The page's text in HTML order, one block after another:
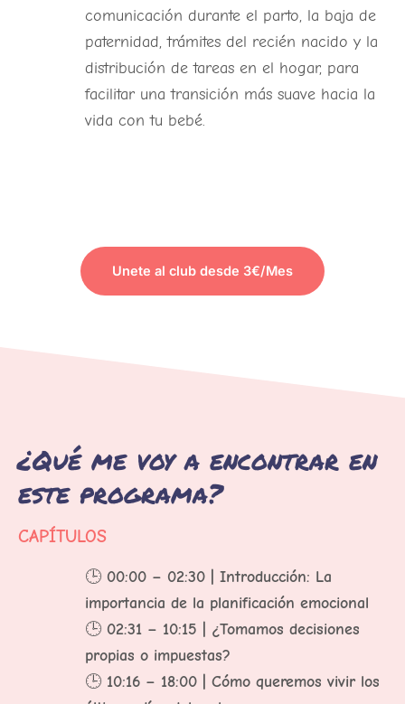
comunicación durante el parto, la baja de
paternidad, trámites del recién nacido y la
distribución de tareas en el hogar, para
facilitar una transición más suave hacia la
vida con tu bebé.
Unete al club desde 3€/Mes
¿Qué me voy a encontrar en
este programa?
CAPÍTULOS
🕒 00:00 – 02:30 | Introducción: La
importancia de la planificación emocional
🕒 02:31 – 10:15 | ¿Tomamos decisiones
propias o impuestas?
🕒 10:16 – 18:00 | Cómo queremos vivir los